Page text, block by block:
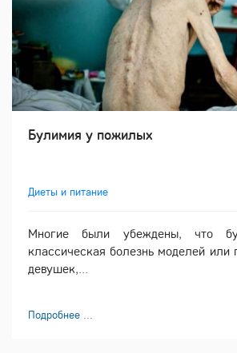
Булимия у пожилых
Диеты и питание
Многие были убеждены, что
классическая болезнь моделей или
девушек,...
Подробнее ...